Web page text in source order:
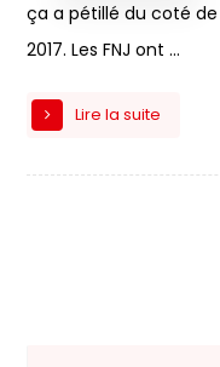
ça a pétillé du coté
2017. Les FNJ ont ...
Lire la suite